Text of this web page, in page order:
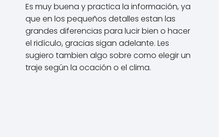
Es muy buena y practica la información, ya
que en los pequeños detalles estan las
grandes diferencias para lucir bien o hacer
el ridículo, gracias sigan adelante. Les
sugiero tambien algo sobre como elegir un
traje según la ocación o el clima.